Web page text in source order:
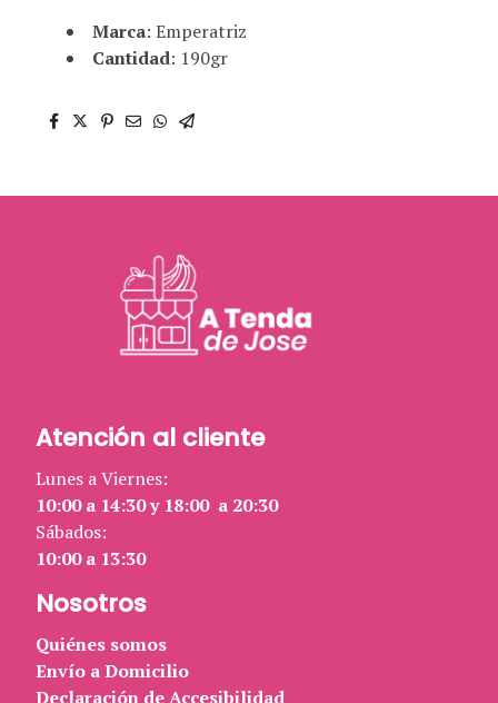
Marca: Emperatriz
Cantidad: 190gr
Atención al cliente
Lunes a Viernes:
10:00 a 14:30 y 18:00 a 20:30
Sábados:
10:00 a 13:30
Nosotros
Quiénes somos
Envío a Domicilio
Declaración de Accesibilidad